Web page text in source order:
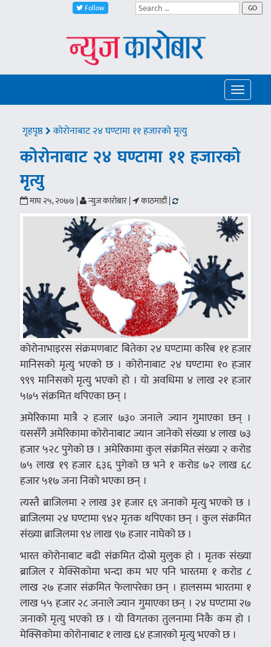
Follow GO
Toggle
गृहपृष्ठ कोरोनाबाट २४ घण्टामा ११ हजारको मृत्यु
कोरोनाबाट २४ घण्टामा ११ हजारको
मृत्यु
माघ २५, २०७७ | न्युज कारोबार | काठमाडौं |
कोरोनाभाइरस संक्रमणबाट बितेका २४ घण्टामा करिब ११ हजार
मानिसको मृत्यु भएको छ । कोरोनाबाट २४ घण्टामा १० हजार
९९९ मानिसको मृत्यु भएको हो । यो अवधिमा ४ लाख २१ हजार
५७५ संक्रमित थपिएका छन् ।
अमेरिकामा मात्रै २ हजार ७३० जनाले ज्यान गुमाएका छन् ।
यससँगै अमेरिकामा कोरोनाबाट ज्यान जानेको संख्या ४ लाख ७३
हजार ५२८ पुगेको छ । अमेरिकामा कुल संक्रमित संख्या २ करोड
७५ लाख १९ हजार ६३६ पुगेको छ भने १ करोड ७२ लाख ६८
हजार ५१७ जना निको भएका छन् ।
त्यस्तै ब्राजिलमा २ लाख ३१ हजार ६९ जनाको मृत्यु भएको छ ।
ब्राजिलमा २४ घण्टामा ९४२ मृतक थपिएका छन् । कुल संक्रमित
संख्या ब्राजिलमा ९४ लाख ९७ हजार नाघेको छ ।
भारत कोरोनाबाट बढी संक्रमित दोस्रो मुलुक हो । मृतक संख्या
ब्राजिल र मेक्सिकोमा भन्दा कम भए पनि भारतमा १ करोड ८
लाख २७ हजार संक्रमित फेलापरेका छन् । हालसम्म भारतमा १
लाख ५५ हजार २८ जनाले ज्यान गुमाएका छन् । २४ घण्टामा २७
जनाको मृत्यु भएको छ । यो विगतका तुलनामा निकै कम हो ।
मेक्सिकोमा कोरोनाबाट १ लाख ६४ हजारको मृत्यु भएको छ ।